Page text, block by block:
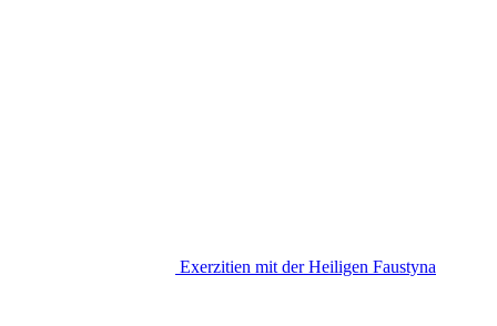
Exerzitien mit der Heiligen Faustyna